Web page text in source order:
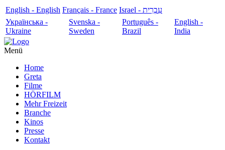
English - English Français - France
עִבְרִית - Israel
Українська -
Ukraine
Svenska -
Sweden
Português -
Brazil
English -
India
Menü
Home
Greta
Filme
HÖRFILM
Mehr Freizeit
Branche
Kinos
Presse
Kontakt